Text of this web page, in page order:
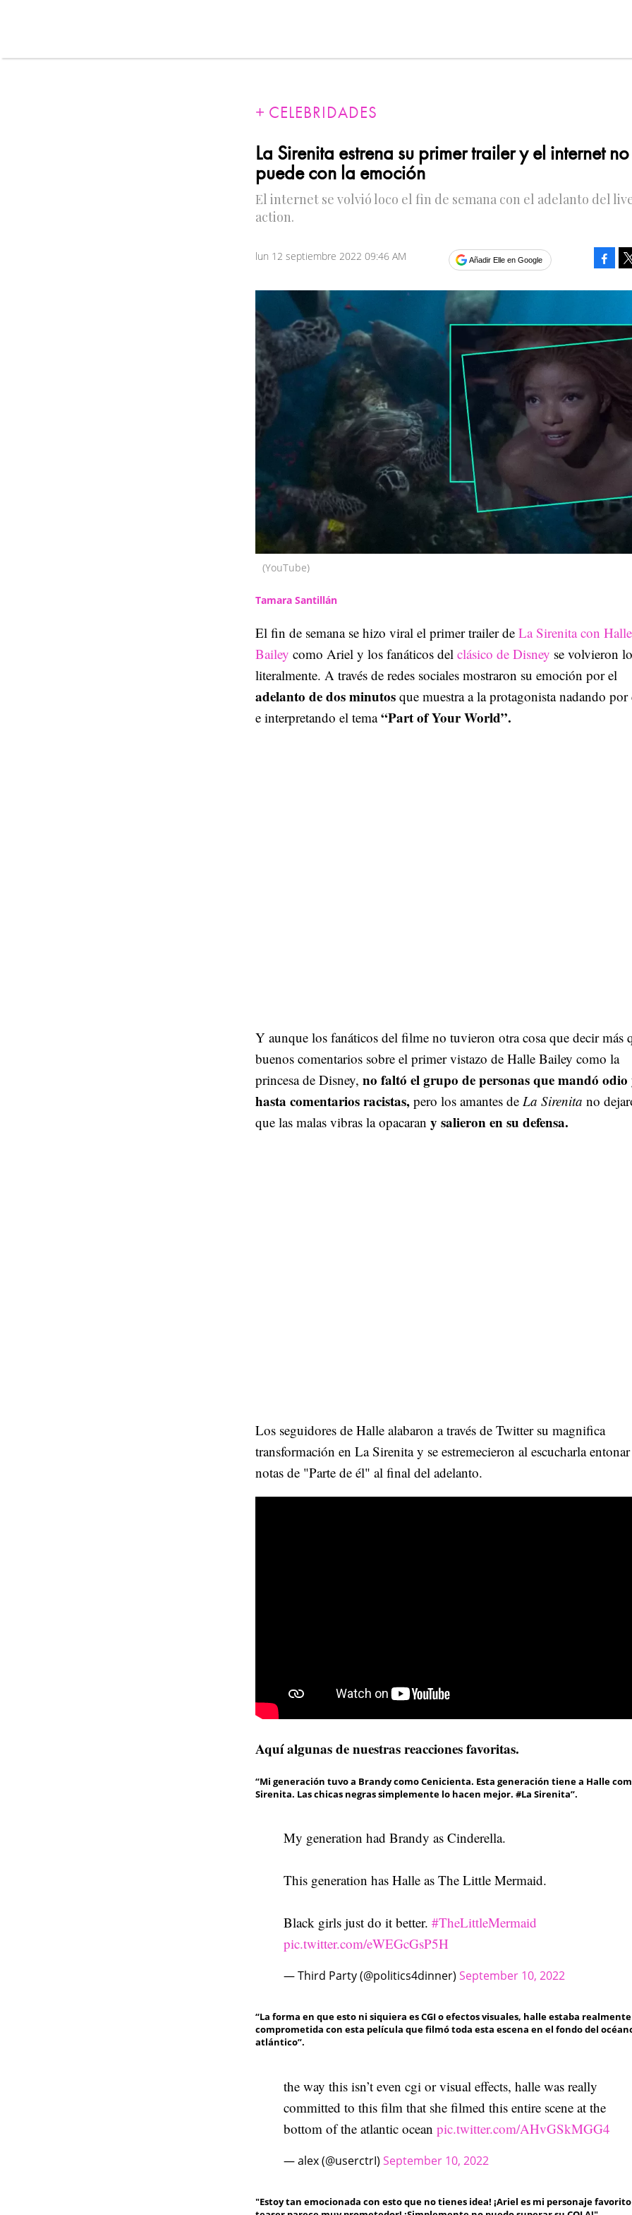
CELEBRIDADES
La Sirenita estrena su primer trailer y el internet no
puede con la emoción
El internet se volvió loco el fin de semana con el adelanto del
action.
lun 12 septiembre 2022 09:46 AM Añadir Elle en Google
(YouTube)
Tamara Santillán
El fin de semana se hizo viral el primer trailer de La Sirenita con Halle
Bailey como Ariel y los fanáticos del clásico de Disney se volvieron
literalmente. A través de redes sociales mostraron su emoción por el
adelanto de dos minutos que muestra a la protagonista nadando por
e interpretando el tema“Part of Your World”.
Y aunque los fanáticos del filme no tuvieron otra cosa que decir más
buenos comentarios sobre el primer vistazo de Halle Bailey como la
princesa de Disney, no faltó el grupo de personas que mandó odio
hasta comentarios racistas, pero los amantes de La Sirenita no
que las malas vibras la opacaran y salieron en su defensa.
Los seguidores de Halle alabaron a través de Twitter su magnifica
transformación en La Sirenita y se estremecieron al escucharla
notas de "Parte de él" al final del adelanto.
Aquí algunas de nuestras reacciones favoritas.
“Mi generación tuvo a Brandy como Cenicienta. Esta generación tiene a Halle
Sirenita. Las chicas negras simplemente lo hacen mejor. #La Sirenita”.
My generation had Brandy as Cinderella.
This generation has Halle as The Little Mermaid.
Black girls just do it better. #TheLittleMermaid
pic.twitter.com/eWEGcGsP5H
— Third Party (@politics4dinner) September 10, 2022
“La forma en que esto ni siquiera es CGI o efectos visuales, halle estaba realmente
comprometida con esta película que filmó toda esta escena en el fondo del
atlántico”.
the way this isn’t even cgi or visual effects, halle was really
committed to this film that she filmed this entire scene at the
bottom of the atlantic ocean pic.twitter.com/AHvGSkMGG4
— alex (@userctrI) September 10, 2022
"Estoy tan emocionada con esto que no tienes idea! ¡Ariel es mi personaje